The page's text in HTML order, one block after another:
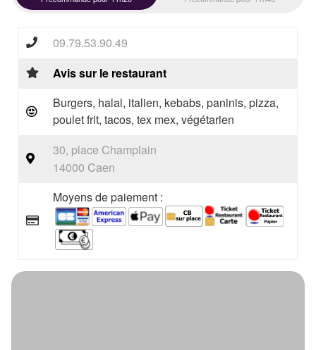
09.79.53.90.49
Avis sur le restaurant
Burgers, halal, italien, kebabs, paninis, pizza,
poulet frit, tacos, tex mex, végétarien
30, place Champlain
14000 Caen
Moyens de paiement :